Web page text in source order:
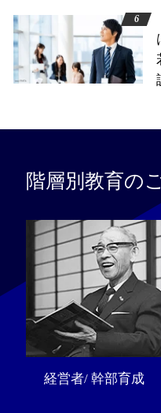
階層別教育の
経営者/ 幹部育成